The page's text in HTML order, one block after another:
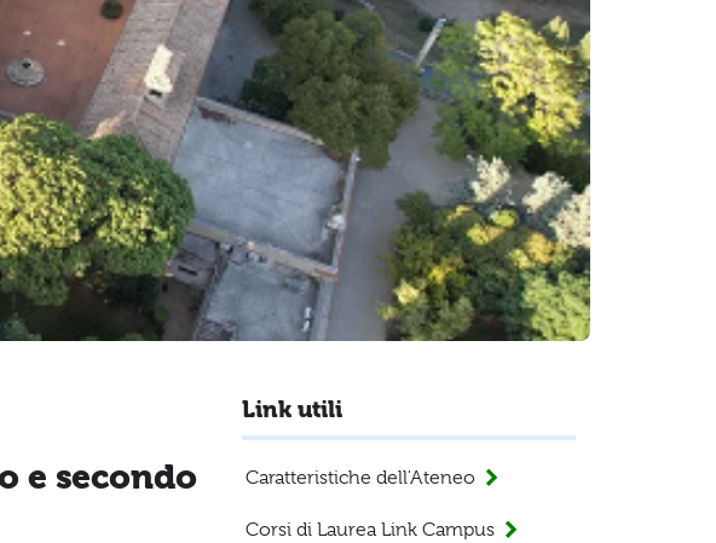
e secondo
Link utili
Caratteristiche dell'Ateneo
Corsi di Laurea Link Campus